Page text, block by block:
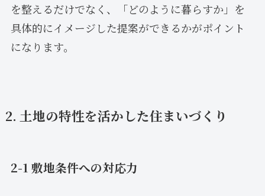
を整えるだけでなく、「どのように暮らすか」を
具体的にイメージした提案ができるかがポイント
になります。
2. 土地の特性を活かした住まいづくり
2-1 敷地条件への対応力